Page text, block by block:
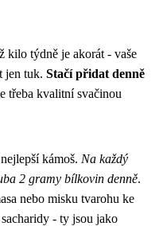
kilo týdně je akorát - vaše
jen tuk. Stačí přidat denně
třeba kvalitní svačinou
kámoš. Na každý
2 gramy bílkovin denně.
nebo misku tvarohu ke
- ty jsou jako